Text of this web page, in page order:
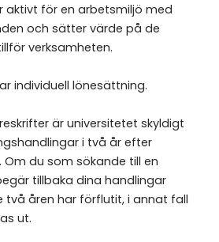
aktivt för en arbetsmiljö med
och sätter värde på de
verksamheten.
individuell lönesättning.
är universitetet skyldigt
i två år efter
du som sökande till en
tillbaka dina handlingar
två åren har förflutit, i annat fall
ut.